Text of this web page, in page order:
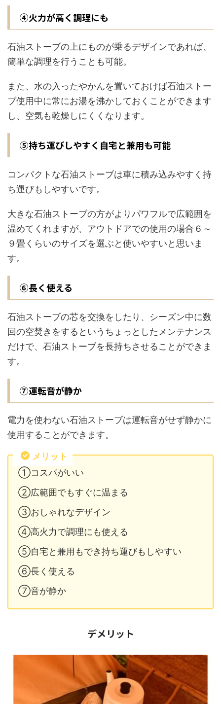
④火力が高く調理にも
石油ストーブの上にものが乗るデザインであれば、
簡単な調理を行うことも可能。
また、水の入ったやかんを置いておけば石油ストー
ブ使用中に常にお湯を沸かしておくことができます
し、空気も乾燥しにくくなります。
⑤持ち運びしやすく自宅と兼用も可能
コンパクトな石油ストーブは車に積み込みやすく持
ち運びもしやすいです。
大きな石油ストーブの方がよりパワフルで広範囲を
温めてくれますが、アウトドアでの使用の場合６～
９畳くらいのサイズを選ぶと使いやすいと思いま
す。
⑥長く使える
石油ストーブの芯を交換をしたり、シーズン中に数
回の空焚きをするというちょっとしたメンテナンス
だけで、石油ストーブを長持ちさせることができま
す。
⑦運転音が静か
電力を使わない石油ストーブは運転音がせず静かに
使用することができます。
メリット
①コスパがいい
②広範囲でもすぐに温まる
③おしゃれなデザイン
④高火力で調理にも使える
⑤自宅と兼用もでき持ち運びもしやすい
⑥長く使える
⑦音が静か
デメリット